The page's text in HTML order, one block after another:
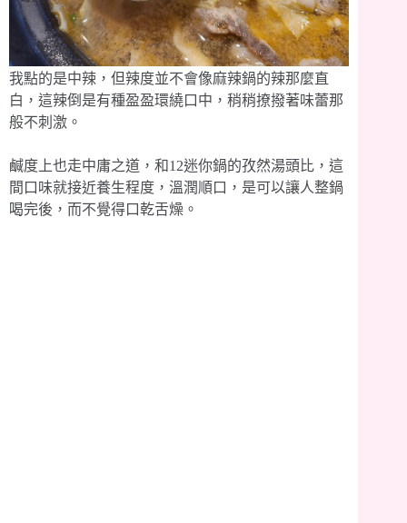
我點的是中辣，但辣度並不會像麻辣鍋的辣那麼直
白，這辣倒是有種盈盈環繞口中，稍稍撩撥著味蕾那
般不刺激。
鹹度上也走中庸之道，和12迷你鍋的孜然湯頭比，這
間口味就接近養生程度，溫潤順口，是可以讓人整鍋
喝完後，而不覺得口乾舌燥。